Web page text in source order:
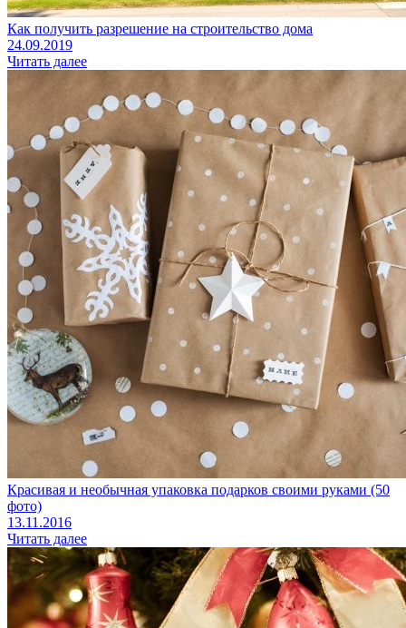
Как получить разрешение на строительство дома
24.09.2019
Читать далее
Красивая и необычная упаковка подарков своими руками (50
фото)
13.11.2016
Читать далее